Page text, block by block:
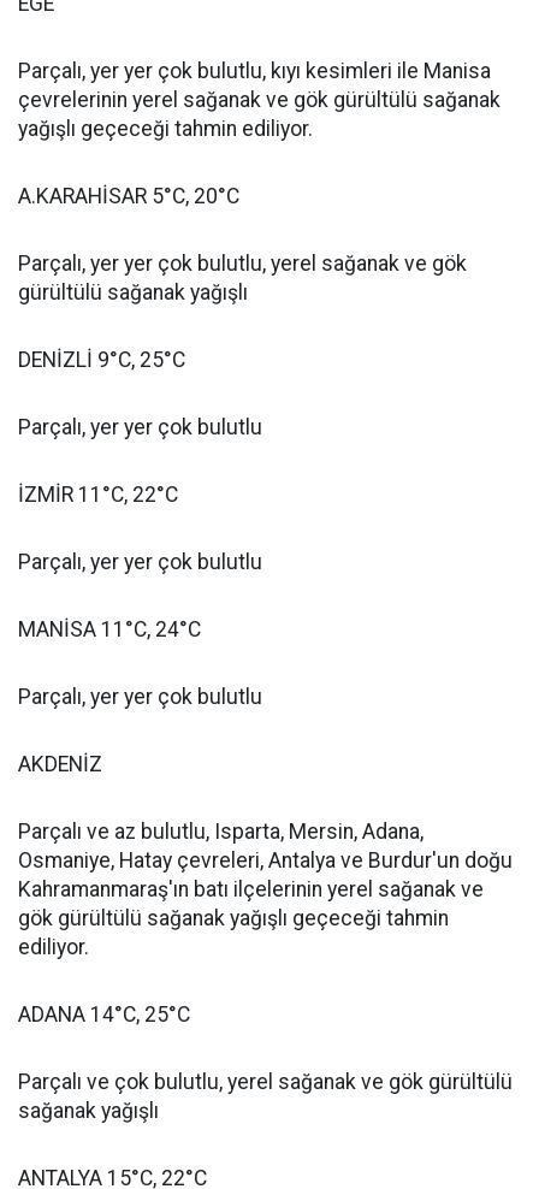
Parçalı, yer yer çok bulutlu, kıyı kesimleri ile Manisa
çevrelerinin yerel sağanak ve gök gürültülü sağanak
yağışlı geçeceği tahmin ediliyor.
A.KARAHİSAR 5°C, 20°C
Parçalı, yer yer çok bulutlu, yerel sağanak ve gök
gürültülü sağanak yağışlı
DENİZLİ 9°C, 25°C
Parçalı, yer yer çok bulutlu
İZMİR 11°C, 22°C
Parçalı, yer yer çok bulutlu
MANİSA 11°C, 24°C
Parçalı, yer yer çok bulutlu
AKDENİZ
Parçalı ve az bulutlu, Isparta, Mersin, Adana,
Osmaniye, Hatay çevreleri, Antalya ve Burdur'un doğu
Kahramanmaraş'ın batı ilçelerinin yerel sağanak ve
gök gürültülü sağanak yağışlı geçeceği tahmin
ediliyor.
ADANA 14°C, 25°C
Parçalı ve çok bulutlu, yerel sağanak ve gök gürültülü
sağanak yağışlı
ANTALYA 15°C, 22°C